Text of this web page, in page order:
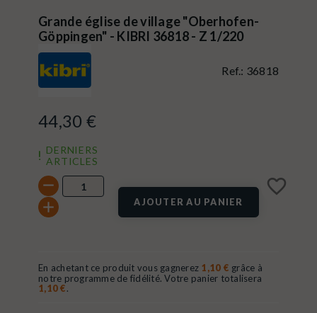
Grande église de village "Oberhofen-
Göppingen" - KIBRI 36818 - Z 1/220
Ref.: 36818
44,30 €
DERNIERS
ARTICLES
AJOUTER AU PANIER
favorite_border
En achetant ce produit vous gagnerez 1,10 € grâce à
notre programme de fidélité. Votre panier totalisera
1,10 €.